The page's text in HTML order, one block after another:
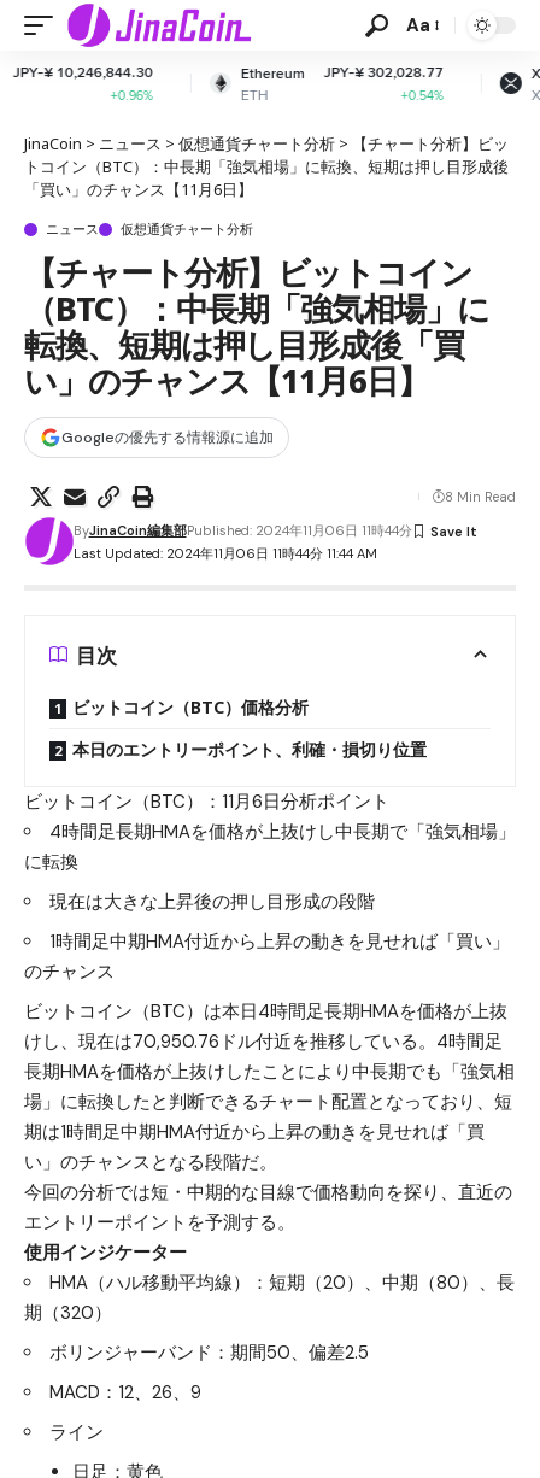
Aa
Ethereum
ETH
JPY-¥ 302,028.77
XRP
XRP
JPY-¥ 163.22
+0.66%
JinaCoin > ニュース > 仮想通貨チャート分析 >
【チャート分析】ビッ
トコイン（BTC）：中長期「強気相場」に転換、短期は押し目形成後
「買い」のチャンス【11月6日】
ニュース 仮想通貨チャート分析
【チャート分析】ビットコイン
（BTC）：中長期「強気相場」に
転換、短期は押し目形成後「買
い」のチャンス【11月6日】
Googleの優先する情報源に追加
Last Updated: 2024年11月06日 11時44分 11:44 AM
ByJinaCoin編集部Published: 2024年11月06日 11時44分
8 Min Read
目次
ビットコイン（BTC）価格分析
本日のエントリーポイント、利確・損切り位置
ビットコイン（BTC）：11月6日分析ポイント
4時間足長期HMAを価格が上抜けし中長期で「強気相場」
に転換
現在は大きな上昇後の押し目形成の段階
1時間足中期HMA付近から上昇の動きを見せれば「買い」
のチャンス
ビットコイン（BTC）は本日4時間足長期HMAを価格が上抜
けし、現在は70,950.76ドル付近を推移している。4時間足
長期HMAを価格が上抜けしたことにより中長期でも「強気相
場」に転換したと判断できるチャート配置となっており、短
期は1時間足中期HMA付近から上昇の動きを見せれば「買
い」のチャンスとなる段階だ。
今回の分析では短・中期的な目線で価格動向を探り、直近の
エントリーポイントを予測する。
使用インジケーター
HMA（ハル移動平均線）：短期（20）、中期（80）、長
期（320）
ボリンジャーバンド：期間50、偏差2.5
MACD：12、26、9
ライン
日足：黄色